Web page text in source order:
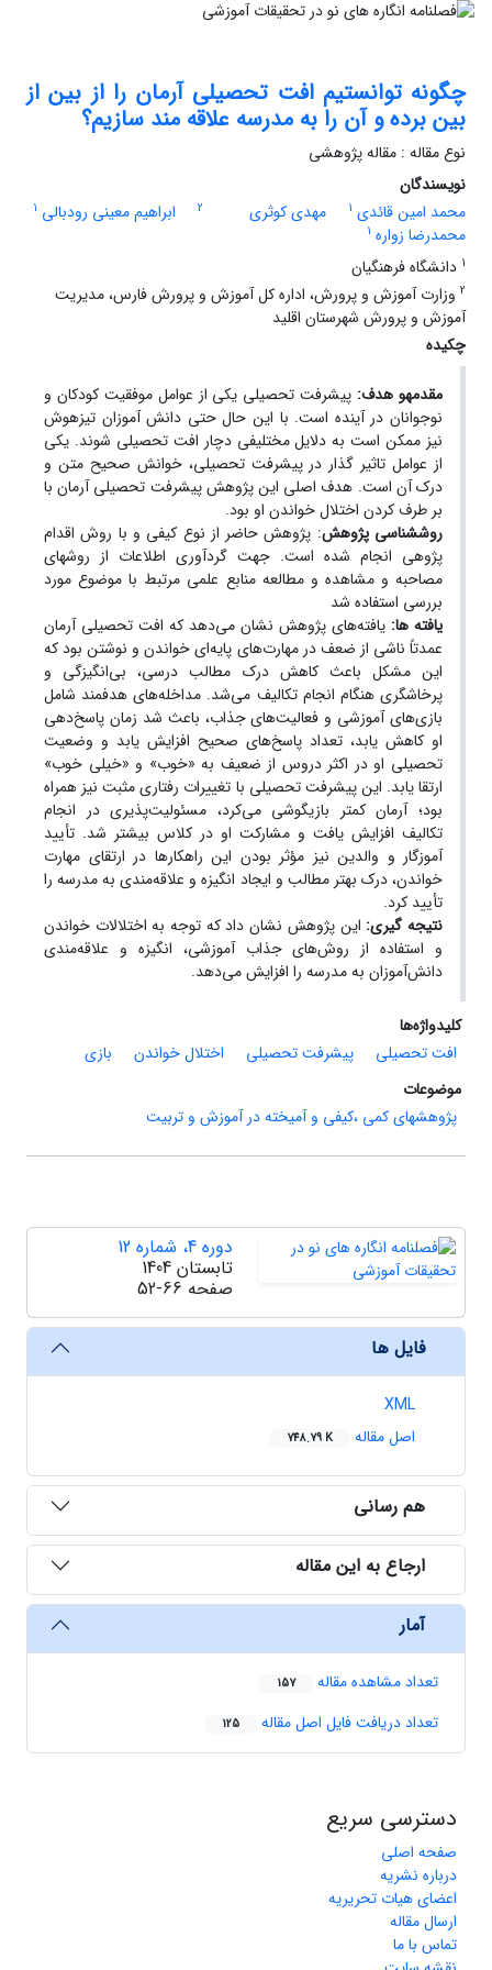
چگونه توانستیم افت تحصیلی آرمان را از بین از
بین برده و آن را به مدرسه علاقه مند سازیم؟
نوع مقاله : مقاله پژوهشی
نویسندگان
محمد امین قائدی 1 مهدی کوثری 2 ابراهیم معینی رودبالی 1
محمدرضا زواره 1
1 دانشگاه فرهنگیان
2 وزارت آموزش و پرورش، اداره کل آموزش و پرورش فارس، مدیریت
آموزش و پرورش شهرستان اقلید
چکیده
مقدمه­و هدف: پیشرفت تحصیلی یکی از عوامل موفقیت کودکان و
نوجوانان در آینده است. با این حال حتی دانش آموزان تیزهوش
نیز ممکن است به دلایل مختلیفی دچار افت تحصیلی شوند. یکی
از عوامل تاثیر گذار در پیشرفت تحصیلی، خوانش صحیح متن و
درک آن است. هدف اصلی این پژوهش پیشرفت تحصیلی آرمان با
بر طرف کردن اختلال خواندن او بود.
روش­شناسی پژوهش: پژوهش حاضر از نوع کیفی و با روش اقدام
پژوهی انجام شده است. جهت گردآوری اطلاعات از روشهای
مصاحبه و مشاهده و مطالعه منابع علمی مرتبط با موضوع مورد
بررسی استفاده شد
یافته ها: یافته‌های پژوهش نشان می‌دهد که افت تحصیلی آرمان
عمدتاً ناشی از ضعف در مهارت‌های پایه‌ای خواندن و نوشتن بود که
این مشکل باعث کاهش درک مطالب درسی، بی‌انگیزگی و
پرخاشگری هنگام انجام تکالیف می‌شد. مداخله‌های هدفمند شامل
بازی‌های آموزشی و فعالیت‌های جذاب، باعث شد زمان پاسخ‌دهی
او کاهش یابد، تعداد پاسخ‌های صحیح افزایش یابد و وضعیت
تحصیلی او در اکثر دروس از ضعیف به «خوب» و «خیلی خوب»
ارتقا یابد. این پیشرفت تحصیلی با تغییرات رفتاری مثبت نیز همراه
بود؛ آرمان کمتر بازیگوشی می‌کرد، مسئولیت‌پذیری در انجام
تکالیف افزایش یافت و مشارکت او در کلاس بیشتر شد. تأیید
آموزگار و والدین نیز مؤثر بودن این راهکارها در ارتقای مهارت
خواندن، درک بهتر مطالب و ایجاد انگیزه و علاقه‌مندی به مدرسه را
تأیید کرد.
نتیجه گیری: این پژوهش نشان داد که توجه به اختلالات خواندن
و استفاده از روش‌های جذاب آموزشی، انگیزه و علاقه‌مندی
دانش‌آموزان به مدرسه را افزایش می‌دهد.
کلیدواژه‌ها
افت تحصیلی
پیشرفت تحصیلی اختلال خواندن
بازی
موضوعات
پژوهشهای کمی ،کیفی و آمیخته در آموزش و تربیت
دوره 4، شماره 12
تابستان 1404
صفحه 52-66
فایل ها
XML
اصل مقاله
748.79 K
هم رسانی
ارجاع به این مقاله
آمار
تعداد مشاهده مقاله 157
تعداد دریافت فایل اصل مقاله 125
دسترسی سریع
صفحه اصلی
درباره نشریه
اعضای هیات تحریریه
ارسال مقاله
تماس با ما